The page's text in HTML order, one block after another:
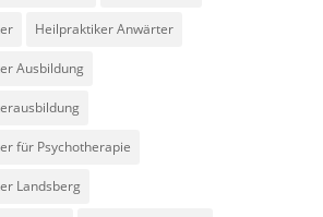
Heilpraktiker Anwärter
Ausbildung
für Psychotherapie
Landsberg